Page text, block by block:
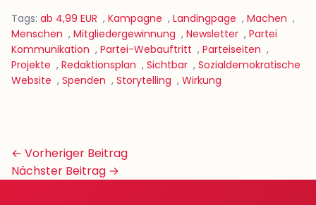
Tags: ab 4,99 EUR , Kampagne , Landingpage , Machen ,
Menschen , Mitgliedergewinnung , Newsletter , Partei
Kommunikation , Partei-Webauftritt , Parteiseiten ,
Projekte , Redaktionsplan , Sichtbar , Sozialdemokratische
Website , Spenden , Storytelling , Wirkung
Beitrags-
Navigation
← Vorheriger Beitrag
Nächster Beitrag →